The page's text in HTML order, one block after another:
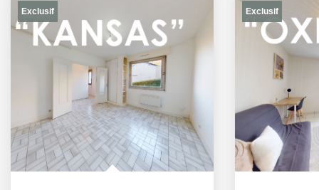
Exclusif Exclusif